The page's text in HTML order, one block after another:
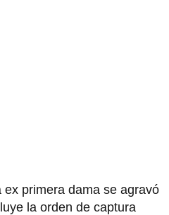
primera dama se agravó
la orden de captura